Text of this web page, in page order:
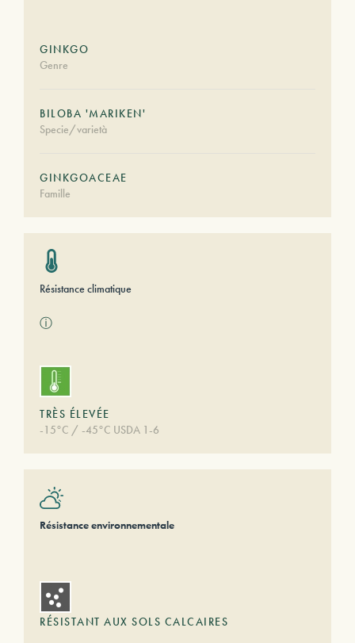
GINKGO
Genre
BILOBA 'MARIKEN'
Specie/varietà
GINKGOACEAE
Famille
Résistance climatique
ⓘ
TRÈS ÉLEVÉE
-15°C / -45°C USDA 1-6
Résistance environnementale
RÉSISTANT AUX SOLS CALCAIRES